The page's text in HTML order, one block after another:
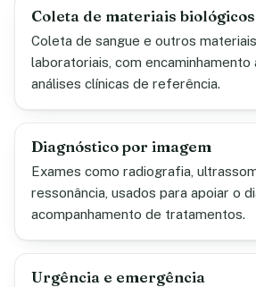
Coleta de materiais biológicos
Coleta de sangue e outros
laboratoriais, com
análises clínicas de referência.
Diagnóstico por imagem
Exames como radiografia,
ressonância, usados para apoiar o
acompanhamento de tratamentos.
Urgência e emergência